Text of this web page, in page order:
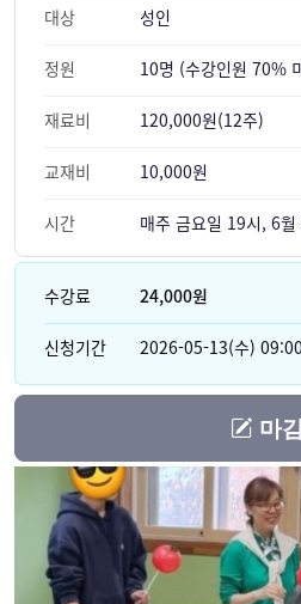
대상 성인
정원 10명 (수강인원 70%
재료비 120,000원(12주)
교재비 10,000원
시간 매주 금요일 19시, 6
수강료 24,000원
신청기간 2026-05-13(수)
마